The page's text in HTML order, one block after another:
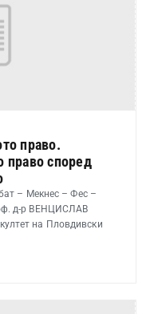
право.
право според
– Мекнес – Фес –
д-р ВЕНЦИСЛАВ
на Пловдивски